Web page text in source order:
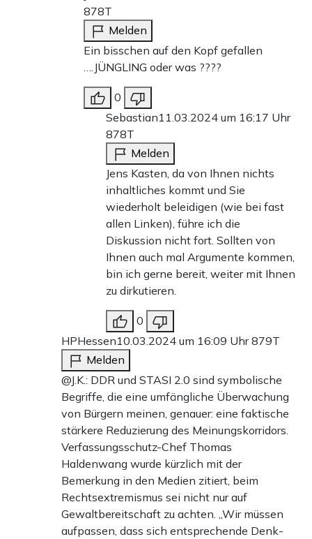
878T
Melden
Ein bisschen auf den Kopf gefallen
….JÜNGLING oder was ????
0
Sebastian11.03.2024 um 16:17 Uhr
878T
Melden
Jens Kasten, da von Ihnen nichts
inhaltliches kommt und Sie
wiederholt beleidigen (wie bei fast
allen Linken), führe ich die
Diskussion nicht fort. Sollten von
Ihnen auch mal Argumente kommen,
bin ich gerne bereit, weiter mit Ihnen
zu dirkutieren.
0
HPHessen10.03.2024 um 16:09 Uhr879T
Melden
@J.K.: DDR und STASI 2.0 sind symbolische
Begriffe, die eine umfängliche Überwachung
von Bürgern meinen, genauer: eine faktische
stärkere Reduzierung des Meinungskorridors.
Verfassungsschutz-Chef Thomas
Haldenwang wurde kürzlich mit der
Bemerkung in den Medien zitiert, beim
Rechtsextremismus sei nicht nur auf
Gewaltbereitschaft zu achten. „Wir müssen
aufpassen, dass sich entsprechende Denk-